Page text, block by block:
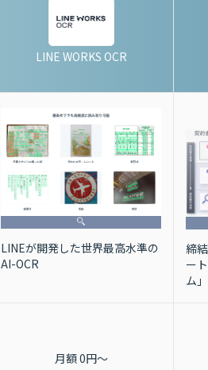
LINE WORKS OCR
LINEが開発した世界最高水準の
AI-OCR
締
ー
ム」
月額 0円～